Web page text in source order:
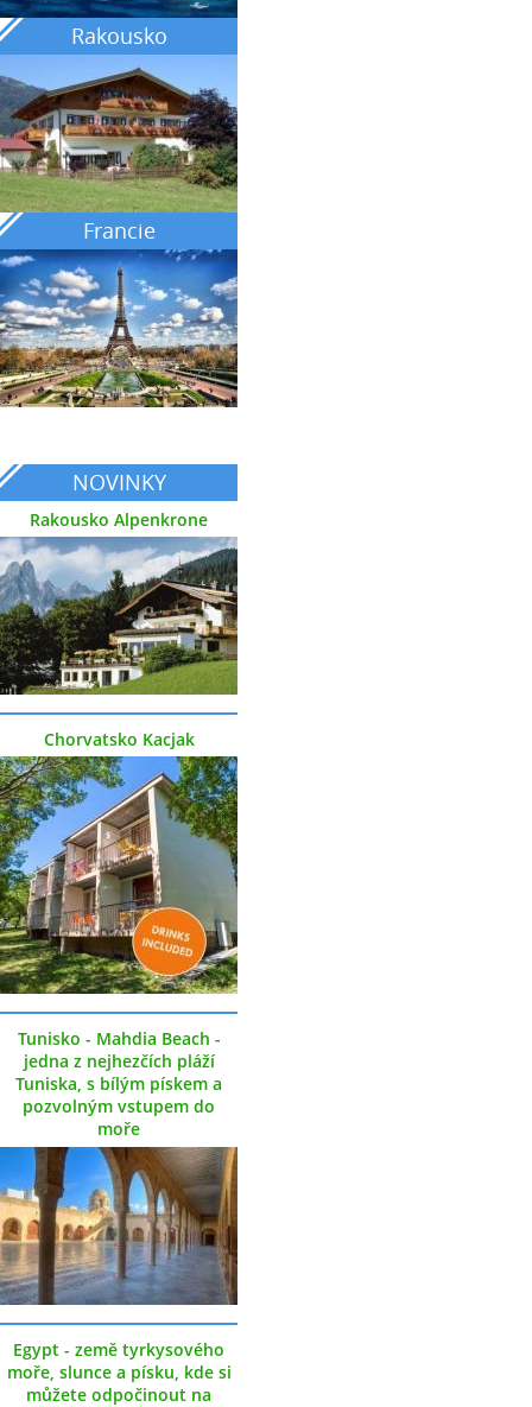
Rakousko
Francie
NOVINKY
Rakousko Alpenkrone
Chorvatsko Kacjak
Tunisko - Mahdia Beach -
jedna z nejhezčích pláží
Tuniska, s bílým pískem a
pozvolným vstupem do
moře
Egypt - země tyrkysového
moře, slunce a písku, kde si
můžete odpočinout na